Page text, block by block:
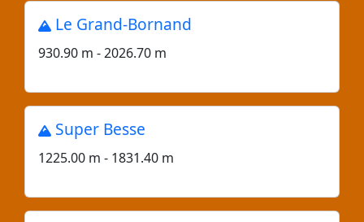
Le Grand-Bornand
930.90 m - 2026.70 m
Super Besse
1225.00 m - 1831.40 m